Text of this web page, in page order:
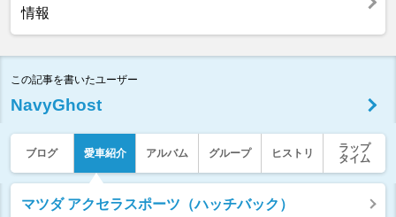
情報
この記事を書いたユーザー
NavyGhost
ブログ 愛車紹介 アルバム グループ ヒストリ
ラップ
タイム
マツダ アクセラスポーツ（ハッチバック）